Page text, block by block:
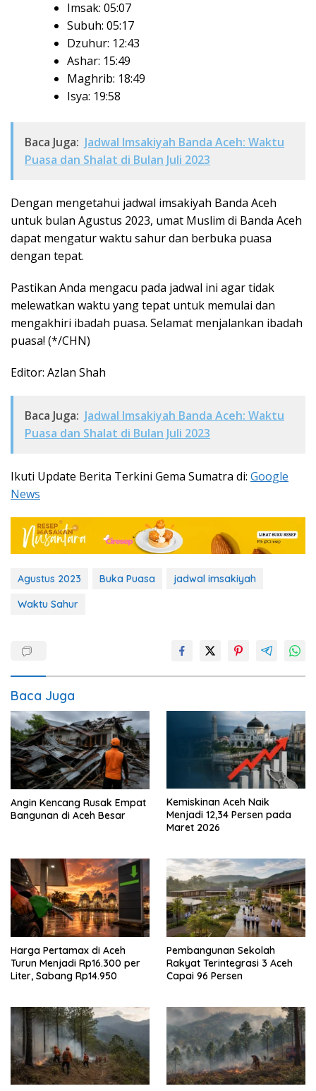
Imsak: 05:07
Subuh: 05:17
Dzuhur: 12:43
Ashar: 15:49
Maghrib: 18:49
Isya: 19:58
Baca Juga: Jadwal Imsakiyah Banda Aceh: Waktu
Puasa dan Shalat di Bulan Juli 2023
Dengan mengetahui jadwal imsakiyah Banda Aceh
untuk bulan Agustus 2023, umat Muslim di Banda Aceh
dapat mengatur waktu sahur dan berbuka puasa
dengan tepat.
Pastikan Anda mengacu pada jadwal ini agar tidak
melewatkan waktu yang tepat untuk memulai dan
mengakhiri ibadah puasa. Selamat menjalankan ibadah
puasa! (*/CHN)
Editor: Azlan Shah
Baca Juga: Jadwal Imsakiyah Banda Aceh: Waktu
Puasa dan Shalat di Bulan Juli 2023
Ikuti Update Berita Terkini Gema Sumatra di: Google
News
Agustus 2023 Buka Puasa
jadwal imsakiyah
Waktu Sahur
Baca Juga
Angin Kencang Rusak Empat
Bangunan di Aceh Besar
Kemiskinan Aceh Naik
Menjadi 12,34 Persen pada
Maret 2026
Harga Pertamax di Aceh
Turun Menjadi Rp16.300 per
Liter, Sabang Rp14.950
Pembangunan Sekolah
Rakyat Terintegrasi 3 Aceh
Capai 96 Persen